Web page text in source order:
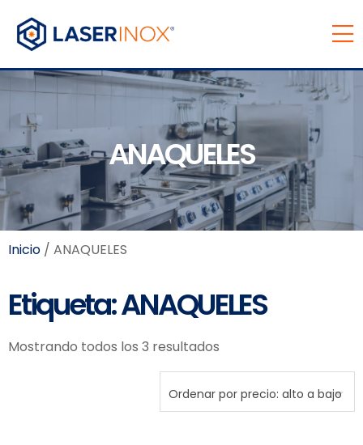
ANAQUELES
Inicio / ANAQUELES
Etiqueta: ANAQUELES
Mostrando todos los 3 resultados